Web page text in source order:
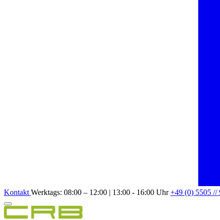
Kontakt Werktags: 08:00 – 12:00 | 13:00 - 16:00 Uhr+49 (0) 5505 //